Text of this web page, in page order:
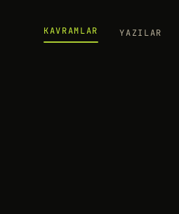
KAVRAMLAR YAZILAR